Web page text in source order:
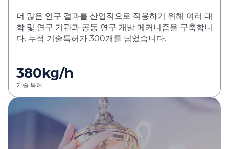
더 많은 연구 결과를 산업적으로 적용하기 위해 여러 대
학 및 연구 기관과 공동 연구 개발 메커니즘을 구축합니
다. 누적 기술특허가 300개를 넘었습니다.
380kg/h
기술 특허